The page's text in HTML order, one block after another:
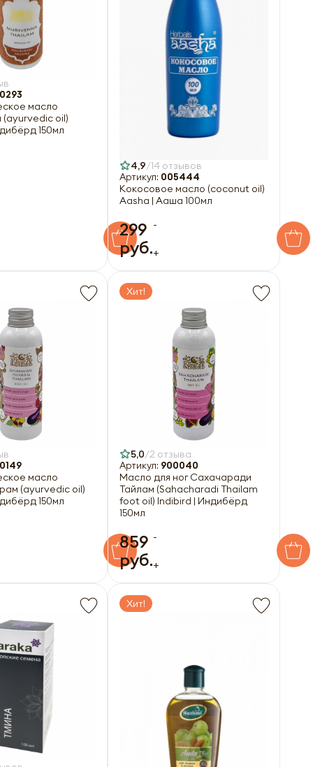
масло
oil)
150мл
4,9 14 отзывов
Артикул: 005444
Кокосовое масло (coconut oil)
Aasha | Ааша 100мл
299
руб.
-
+
масло
(ayurvedic oil)
150мл
Хит!
5,0 2 отзыва
Артикул: 900040
Масло для ног Сахачаради
Тайлам (Sahacharadi Thailam
foot oil) Indibird | Индибёрд
150мл
859
руб.
-
+
Хит!